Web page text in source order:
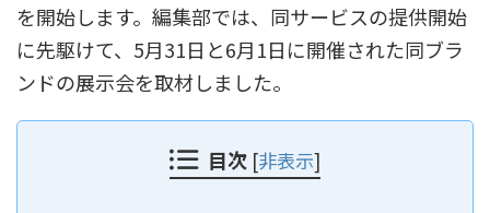
を開始します。編集部では、同サービスの提供開始
に先駆けて、5月31日と6月1日に開催された同ブラ
ンドの展示会を取材しました。
目次 [非表示]